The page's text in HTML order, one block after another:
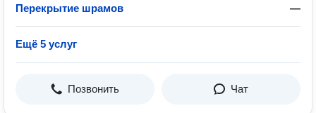
Перекрытие шрамов —
Ещё 5 услуг
Позвонить Чат